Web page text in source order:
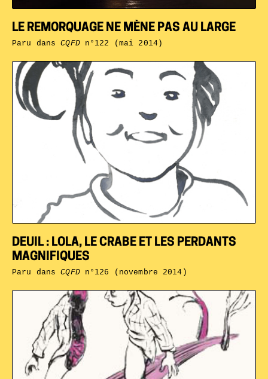
DEUIL : LOLA, LE CRABE ET LES PERDANTS
MAGNIFIQUES
Paru dansCQFDn°126 (novembre 2014)
LE REMORQUAGE NE MÈNE PAS AU LARGE
Paru dansCQFDn°122 (mai 2014)